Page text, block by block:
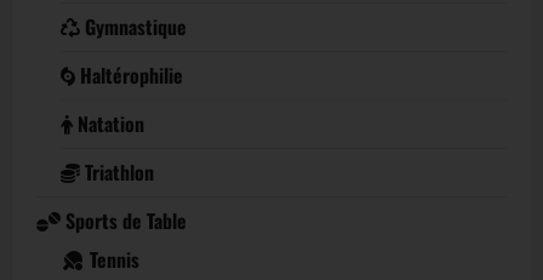
Gymnastique
Haltérophilie
Natation
Triathlon
Sports de Table
Tennis